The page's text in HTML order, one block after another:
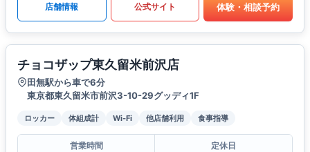
店舗情報 公式サイト 体験・相談予約
チョコザップ東久留米前沢店
田無駅から車で6分
東京都東久留米市前沢3-10-29グッディ1F
ロッカー 体組成計 Wi-Fi 他店舗利用 食事指導
営業時間
定休日